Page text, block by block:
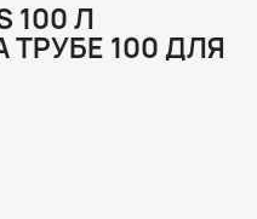
100 Л
100 ДЛЯ